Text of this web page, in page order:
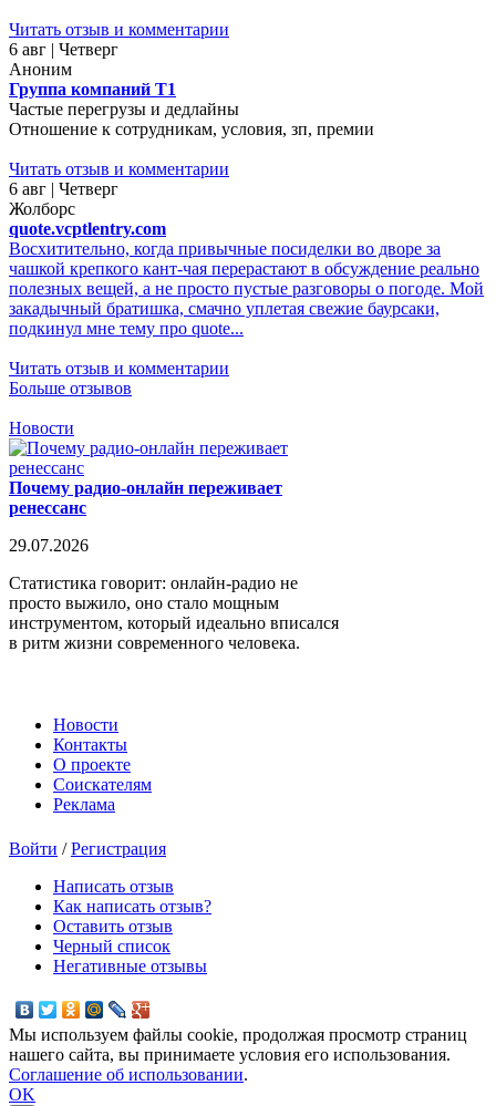
Читать отзыв и комментарии
6 авг | Четверг
Аноним
Группа компаний Т1
Частые перегрузы и дедлайны
Отношение к сотрудникам, условия, зп, премии
Читать отзыв и комментарии
6 авг | Четверг
Жолборс
quote.vcptlentry.com
Восхитительно, когда привычные посиделки во дворе за
чашкой крепкого кант-чая перерастают в обсуждение реально
полезных вещей, а не просто пустые разговоры о погоде. Мой
закадычный братишка, смачно уплетая свежие баурсаки,
подкинул мне тему про quote...
Читать отзыв и комментарии
Больше отзывов
Новости
Почему радио-онлайн переживает
ренессанс
29.07.2026
Статистика говорит: онлайн-радио не
просто выжило, оно стало мощным
инструментом, который идеально вписался
в ритм жизни современного человека.
Новости
Контакты
О проекте
Соискателям
Реклама
Войти /Регистрация
Написать отзыв
Как написать отзыв?
Оставить отзыв
Черный список
Негативные отзывы
Мы используем файлы cookie, продолжая просмотр страниц
нашего сайта, вы принимаете условия его использования.
Соглашение об использовании.
OK